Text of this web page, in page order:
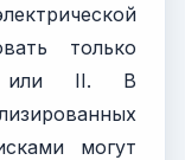
только
I или II. В
могут